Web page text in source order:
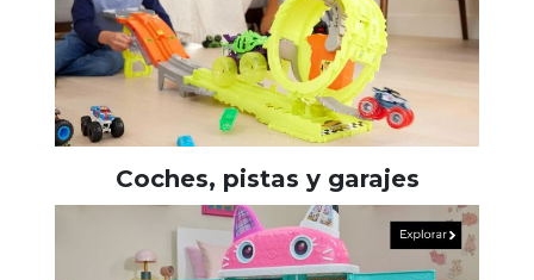
Coches, pistas y garajes